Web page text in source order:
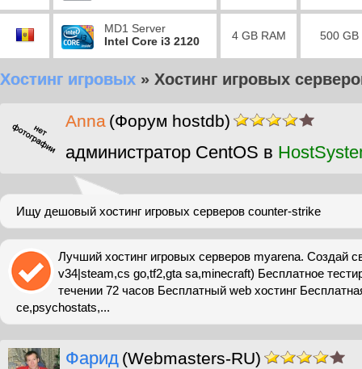
MD1 Server
Intel Core i3 2120
4 GB RAM 500 GB
Хостинг игровых » Хостинг игровых
Anna (Форум hostdb)
администратор CentOS в
Ищу дешовый хостинг игровых серверов counter-strike
Лучший хостинг игровых серверов myarena. Создай
v34|steam,cs go,tf2,gta sa,minecraft) Бесплатное
течении 72 часов Бесплатный web хостинг
ce,psychostats,...
Фарид (Webmasters-RU)